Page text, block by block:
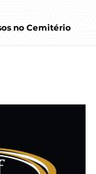
no Cemitério